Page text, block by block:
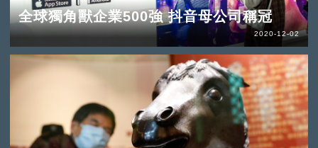
全球獨角獸企業500強 抖音母公司稱冠
2020-12-02